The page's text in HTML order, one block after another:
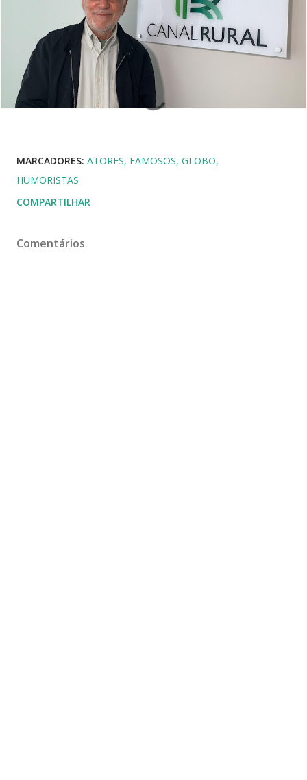
MARCADORES: ATORES FAMOSOS GLOBO
HUMORISTAS
COMPARTILHAR
Comentários